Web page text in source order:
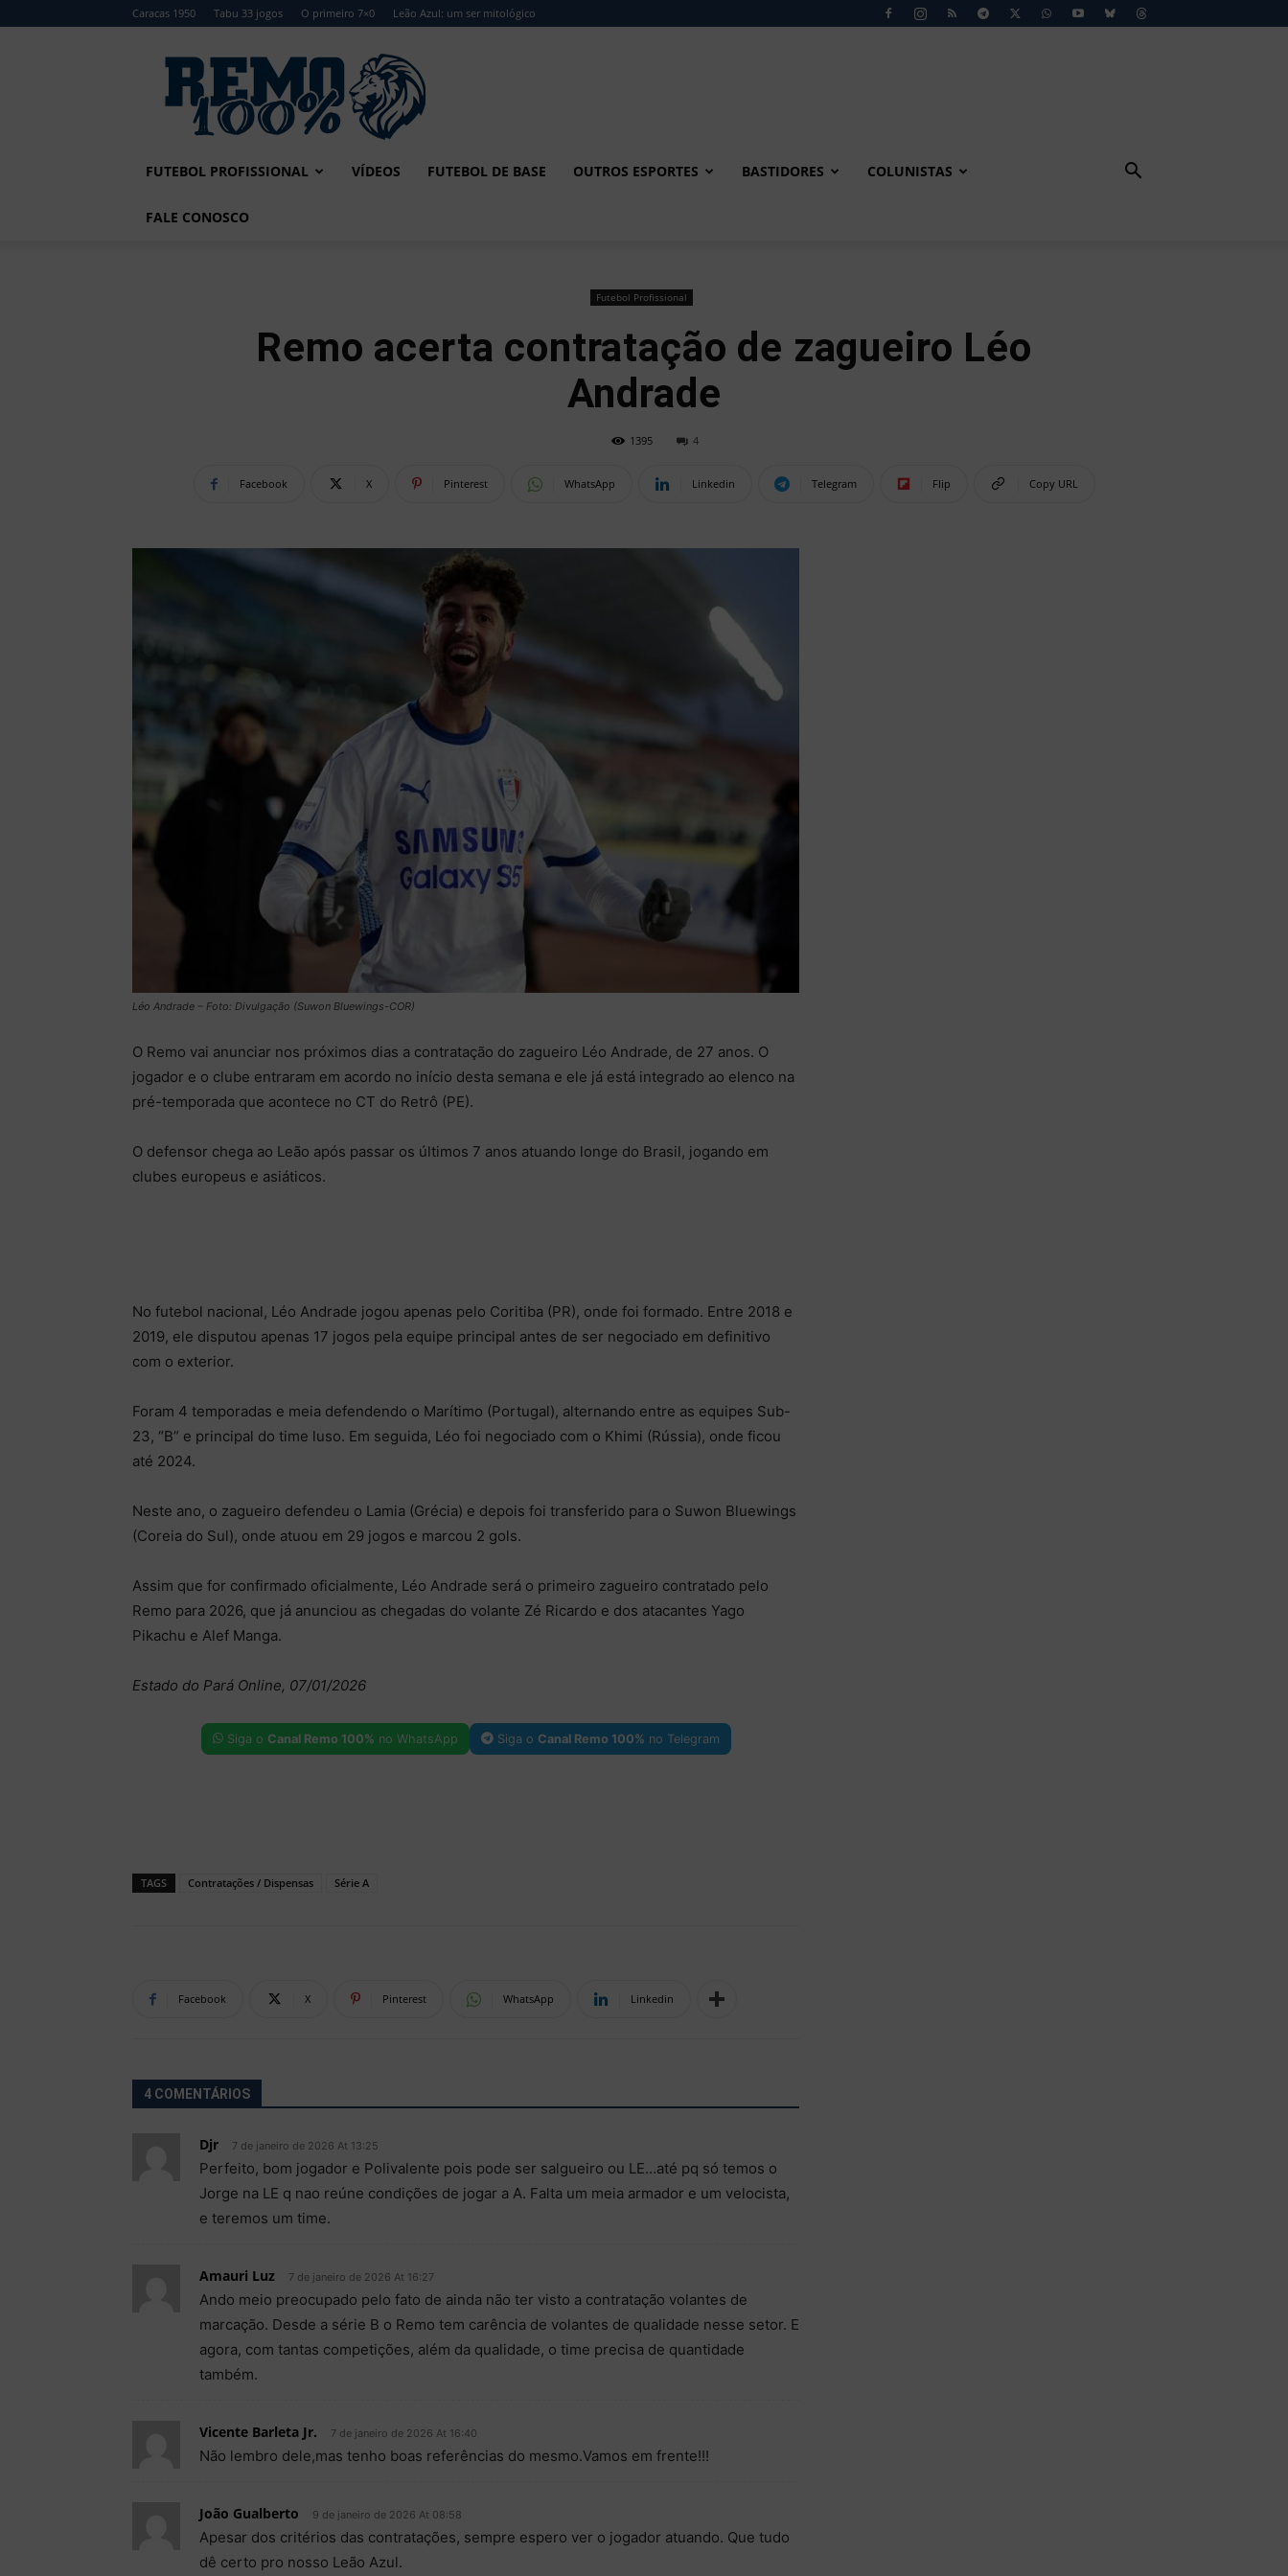
Caracas 1950 Tabu 33 jogos O primeiro 7×0 Leão Azul: um ser mitológico
Remo
FUTEBOL PROFISSIONAL VÍDEOS FUTEBOL DE BASE OUTROS ESPORTES BASTIDORES COLUNISTAS
FALE CONOSCO
Futebol Profissional
Remo acerta contratação de zagueiro Léo
Andrade
1395 4
Facebook X Pinterest WhatsApp Linkedin Telegram Flip Copy URL
Léo Andrade – Foto: Divulgação (Suwon Bluewings-COR)
O Remo vai anunciar nos próximos dias a contratação do zagueiro Léo Andrade, de 27 anos. O
jogador e o clube entraram em acordo no início desta semana e ele já está integrado ao elenco na
pré-temporada que acontece no CT do Retrô (PE).
O defensor chega ao Leão após passar os últimos 7 anos atuando longe do Brasil, jogando em
clubes europeus e asiáticos.
No futebol nacional, Léo Andrade jogou apenas pelo Coritiba (PR), onde foi formado. Entre 2018 e
2019, ele disputou apenas 17 jogos pela equipe principal antes de ser negociado em definitivo
com o exterior.
Foram 4 temporadas e meia defendendo o Marítimo (Portugal), alternando entre as equipes Sub-
23, “B” e principal do time luso. Em seguida, Léo foi negociado com o Khimi (Rússia), onde ficou
até 2024.
Neste ano, o zagueiro defendeu o Lamia (Grécia) e depois foi transferido para o Suwon Bluewings
(Coreia do Sul), onde atuou em 29 jogos e marcou 2 gols.
Assim que for confirmado oficialmente, Léo Andrade será o primeiro zagueiro contratado pelo
Remo para 2026, que já anunciou as chegadas do volante Zé Ricardo e dos atacantes Yago
Pikachu e Alef Manga.
Estado do Pará Online, 07/01/2026
Siga o Canal Remo 100% no WhatsApp Siga o Canal Remo 100% no Telegram
TAGS Contratações / Dispensas Série A
Facebook X Pinterest WhatsApp Linkedin
4 COMENTÁRIOS
Djr 7 de janeiro de 2026 At 13:25
Perfeito, bom jogador e Polivalente pois pode ser salgueiro ou LE…até pq só temos o
Jorge na LE q nao reúne condições de jogar a A. Falta um meia armador e um velocista,
e teremos um time.
Amauri Luz 7 de janeiro de 2026 At 16:27
Ando meio preocupado pelo fato de ainda não ter visto a contratação volantes de
marcação. Desde a série B o Remo tem carência de volantes de qualidade nesse setor. E
agora, com tantas competições, além da qualidade, o time precisa de quantidade
também.
Vicente Barleta Jr. 7 de janeiro de 2026 At 16:40
Não lembro dele,mas tenho boas referências do mesmo.Vamos em frente!!!
João Gualberto 9 de janeiro de 2026 At 08:58
Apesar dos critérios das contratações, sempre espero ver o jogador atuando. Que tudo
dê certo pro nosso Leão Azul.